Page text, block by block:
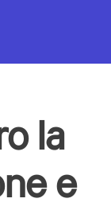
la
e